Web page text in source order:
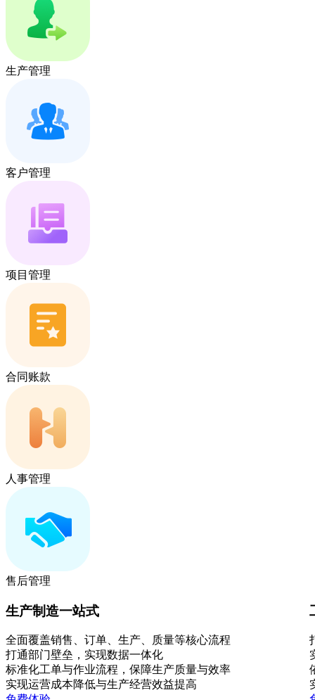
生产管理
客户管理
项目管理
合同账款
人事管理
售后管理
生产制造一站式
全面覆盖销售、订单、生产、质量等核心流程
打通部门壁垒，实现数据一体化
标准化工单与作业流程，保障生产质量与效率
实现运营成本降低与生产经营效益提高